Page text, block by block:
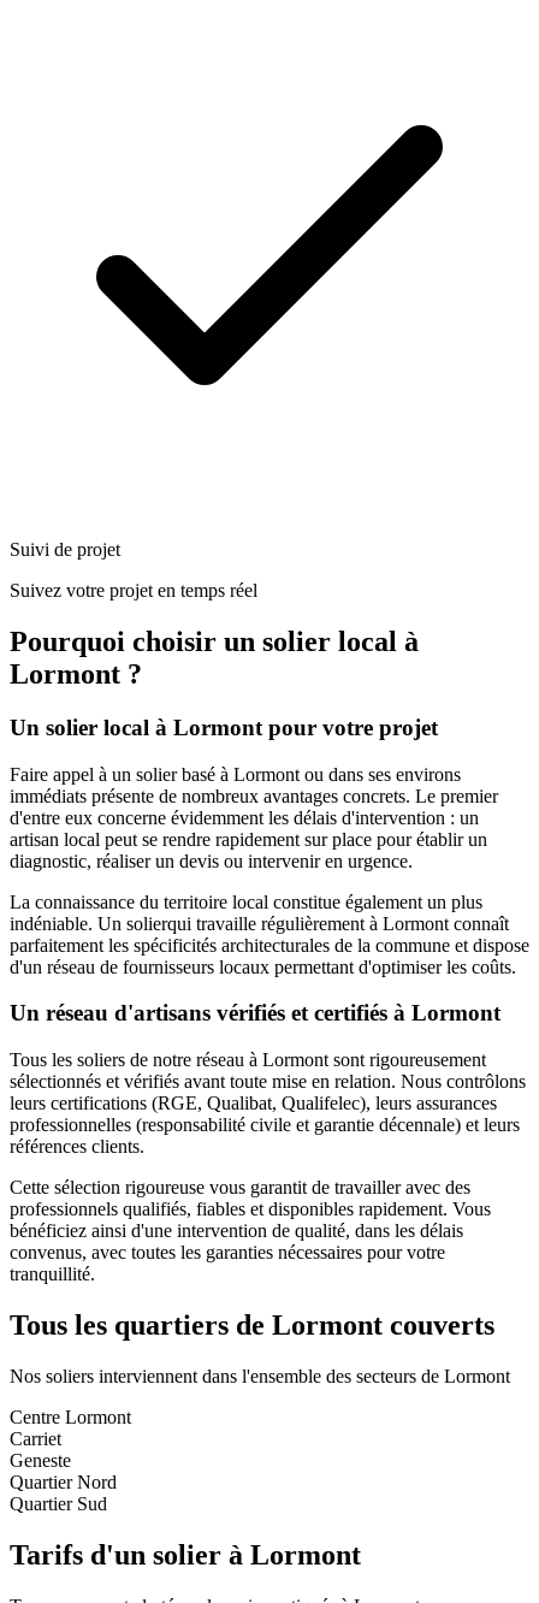
Suivi de projet
Suivez votre projet en temps réel
Pourquoi choisir un solier local à
Lormont ?
Un solier local à Lormont pour votre projet
Faire appel à un solierbasé à Lormont ou dans ses environs
immédiats présente de nombreux avantages concrets. Le premier
d'entre eux concerne évidemment les délais d'intervention : un
artisan local peut se rendre rapidement sur place pour établir un
diagnostic, réaliser un devis ou intervenir en urgence.
La connaissance du territoire local constitue également un plus
indéniable. Un solierqui travaille régulièrement à Lormont connaît
parfaitement les spécificités architecturales de la commune et dispose
d'un réseau de fournisseurs locaux permettant d'optimiser les coûts.
Un réseau d'artisans vérifiés et certifiés à Lormont
Tous les soliers de notre réseau à Lormont sont rigoureusement
sélectionnés et vérifiés avant toute mise en relation. Nous contrôlons
leurs certifications (RGE, Qualibat, Qualifelec), leurs assurances
professionnelles (responsabilité civile et garantie décennale) et leurs
références clients.
Cette sélection rigoureuse vous garantit de travailler avec des
professionnels qualifiés, fiables et disponibles rapidement. Vous
bénéficiez ainsi d'une intervention de qualité, dans les délais
convenus, avec toutes les garanties nécessaires pour votre
tranquillité.
Tous les quartiers de Lormont couverts
Nos soliers interviennent dans l'ensemble des secteurs de Lormont
Centre Lormont
Carriet
Geneste
Quartier Nord
Quartier Sud
Tarifs d'un solier à Lormont